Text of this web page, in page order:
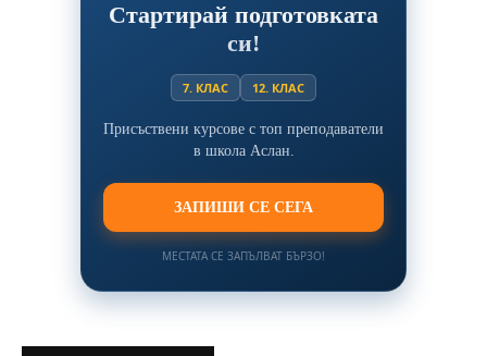
Стартирай подготовката
си!
7. КЛАС 12. КЛАС
Присъствени курсове с топ преподаватели
в школа Аслан.
ЗАПИШИ СЕ СЕГА
МЕСТАТА СЕ ЗАПЪЛВАТ БЪРЗО!